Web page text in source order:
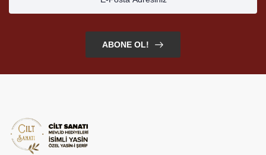
ABONE OL!